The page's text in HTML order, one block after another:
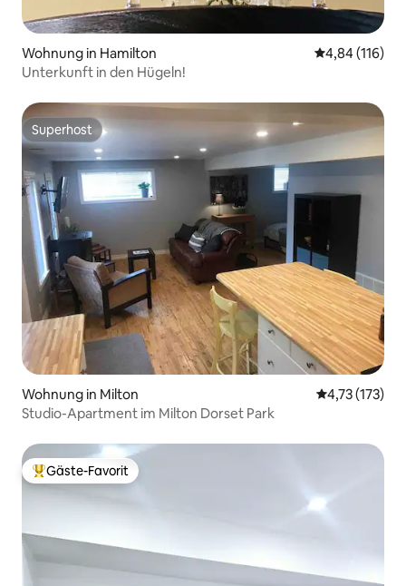
Wohnung in Hamilton
4,84 (116)
Unterkunft in den Hügeln!
Superhost
Superhost
Wohnung in Milton
4,73 (173)
Studio-Apartment im Milton Dorset Park
Beliebter Gäste-Favorit.
Gäste-Favorit